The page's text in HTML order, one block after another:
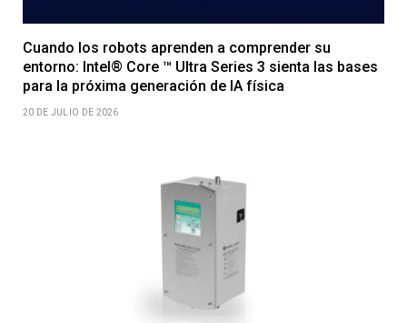
Cuando los robots aprenden a comprender su
entorno: Intel® Core ™ Ultra Series 3 sienta las bases
para la próxima generación de IA física
20 DE JULIO DE 2026